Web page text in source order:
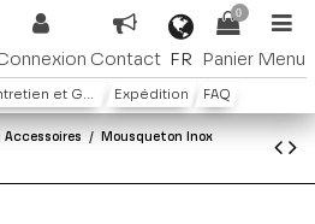
Contact FR
0
Panier Menu
Entretien et Garantie Expédition FAQ
Accessoires
Mousqueton Inox